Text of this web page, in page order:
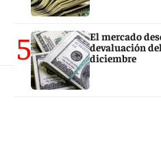
5
El mercado
devaluación
diciembre